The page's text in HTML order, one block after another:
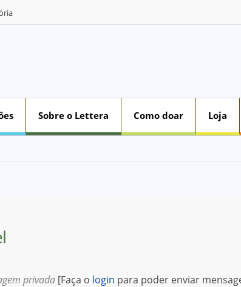
Sobre o Lettera Como doar Loja
privada [Faça o login para poder enviar